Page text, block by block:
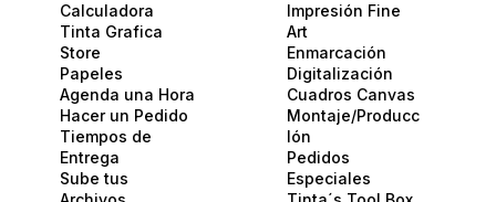
Calculadora
Tinta Grafica
Store
Papeles​
Agenda una Hora
Hacer un Pedido
Tiempos de
Entrega
Sube tus
Impresión Fine
Art
Enmarcación
Digitalización
Cuadros Canvas
Montaje/Producc
Ión
Pedidos
Especiales